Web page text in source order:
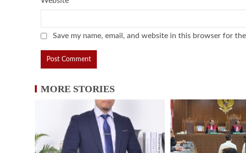
Save my name, email, and website in this browser for
MORE STORIES